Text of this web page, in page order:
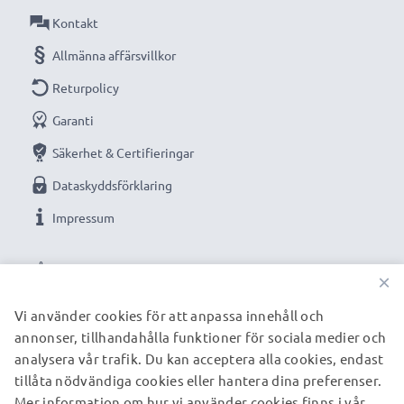
automatisk avstängning.
✔ Högkvalitativt utförande: flexibel, brottsäker
✔ Garanterad säkerhet: skydd mot kortslutning,
överhettning och överspänning
Kompakt, utrymmessparande design - även idealisk
för användning som reseladdare
✔ Flexibel ingångsspänning & LED-laddningsindikator
Utgångsspänning / Output Volt: 5V
Strömstyrka / Output ampere: 1A / 1000mA
Effekt / Power Watt: 5W
VÅRA BETALNINGSALTERNATIV
Kontakt
Allmänna affärsvillkor
Returpolicy
Garanti
Säkerhet & Certifieringar
Dataskyddsförklaring
Impressum
VÅRA FRAKTPARTNERS
×
Vi använder cookies för att anpassa innehåll och
annonser, tillhandahålla funktioner för sociala medier och
analysera vår trafik. Du kan acceptera alla cookies, endast
tillåta nödvändiga cookies eller hantera dina preferenser.